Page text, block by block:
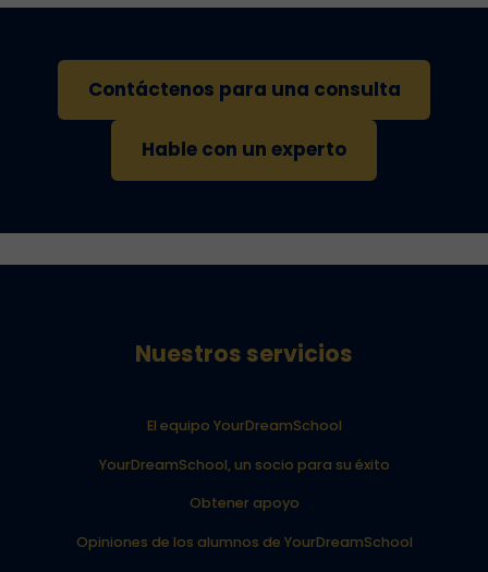
Contáctenos para una consulta
Hable con un experto
Nuestros servicios
El equipo YourDreamSchool
YourDreamSchool, un socio para su éxito
Obtener apoyo
Opiniones de los alumnos de YourDreamSchool